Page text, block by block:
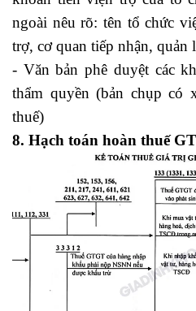
ngoài nêu rõ: tên tổ chức
trợ, cơ quan tiếp nhận, quản
- Văn bản phê duyệt các
thẩm quyền (bản chụp có
thuế)
8. Hạch toán hoàn thuế